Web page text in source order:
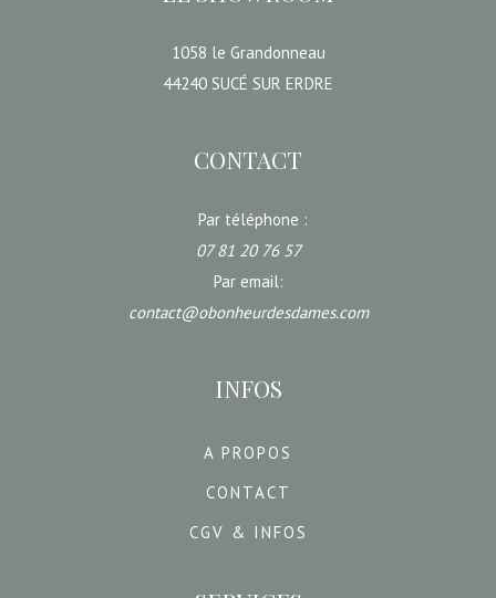
1058 le Grandonneau
44240 SUCÉ SUR ERDRE
CONTACT
Par téléphone :
07 81 20 76 57
Par email:
contact@obonheurdesdames.com
INFOS
A PROPOS
CONTACT
CGV & INFOS